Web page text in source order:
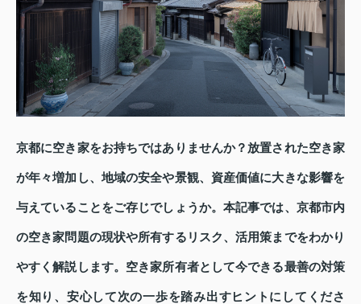
京都に空き家をお持ちではありませんか？放置された空き家
が年々増加し、地域の安全や景観、資産価値に大きな影響を
与えていることをご存じでしょうか。本記事では、京都市内
の空き家問題の現状や所有するリスク、活用策までをわかり
やすく解説します。空き家所有者として今できる最善の対策
を知り、安心して次の一歩を踏み出すヒントにしてくださ